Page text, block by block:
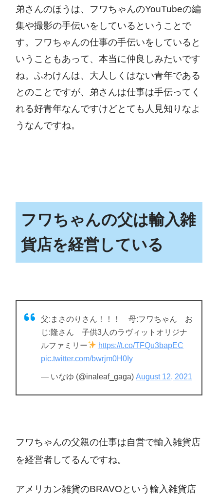
弟さんのほうは、フワちゃんのYouTubeの編
集や撮影の手伝いをしているということで
す。フワちゃんの仕事の手伝いをしていると
いうこともあって、本当に仲良しみたいです
ね。ふわけんは、大人しくはない青年である
とのことですが、弟さんは仕事は手伝ってく
れる好青年なんですけどとても人見知りなよ
うなんですね。
フワちゃんの父は輸入雑
貨店を経営している
父:まさのりさん！！！ 母:フワちゃん お
じ:隆さん 子供3人のラヴィットオリジナ
ルファミリー
https://t.co/TFQu3bapEC
pic.twitter.com/bwrjm0H0Iy
— いなゆ (@inaleaf_gaga) August 12, 2021
フワちゃんの父親の仕事は自営で輸入雑貨店
を経営者してるんですね。
アメリカン雑貨のBRAVOという輸入雑貨店